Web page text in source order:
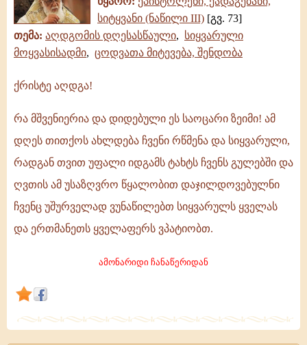
სიტყვანი (ნაწილი III) [გვ. 73]
თემა: აღდგომის დღესასწაული, სიყვარული
მოყვასისადმი, ცოდვათა მიტევება, შენდობა
ქრისტე
აღდგა!
მშვენიერია
და
დიდებული
ეს
საოცარი
ზეიმი!
თითქოს
ახლდება
ჩვენი
ქრისტე აღდგა!
რა მშვენიერია და დიდებული ეს საოცარი ზეიმი! ამ
დღეს თითქოს ახლდება ჩვენი რწმენა და სიყვარული,
რადგან თვით უფალი იდგამს ტახტს ჩვენს გულებში და
ღვთის ამ უსაზღვრო წყალობით დაჯილდოვებულნი
ჩვენც უშურველად ვუნაწილებთ სიყვარულს ყველას
და ერთმანეთს ყველაფერს ვპატიობთ.
ამონარიდი ჩანაწერიდან